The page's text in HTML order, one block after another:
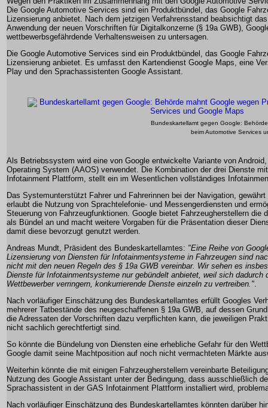
Die Google Automotive Services sind ein Produktbündel, das Google
Lizensierung anbietet. Nach dem jetzigen Verfahrensstand beabsichtigt
Anwendung der neuen Vorschriften für Digitalkonzerne (§ 19a GWB),
wettbewerbsgefährdende Verhaltensweisen zu untersagen.
Die Google Automotive Services sind ein Produktbündel, das Google
Lizensierung anbietet. Es umfasst den Kartendienst Google Maps, eine
Play und den Sprachassistenten Google Assistant.
Bundeskartellamt gegen Google:
beim Automotive Services
Als Betriebssystem wird eine von Google entwickelte Variante von
Operating System (AAOS) verwendet. Die Kombination der drei Dienste
Infotainment Plattform, stellt ein im Wesentlichen vollständiges
Das Systemunterstützt Fahrer und Fahrerinnen bei der Navigation,
erlaubt die Nutzung von Sprachtelefonie- und Messengerdiensten und
Steuerung von Fahrzeugfunktionen. Google bietet Fahrzeugherstellern die
als Bündel an und macht weitere Vorgaben für die Präsentation dieser
damit diese bevorzugt genutzt werden.
Andreas Mundt, Präsident des Bundeskartellamtes: "Eine Reihe von
Lizensierung von Diensten für Infotainmentsysteme in Fahrzeugen sind
nicht mit den neuen Regeln des § 19a GWB vereinbar. Wir sehen es
Dienste für Infotainmentsysteme nur gebündelt anbietet, weil sich dadurch
Wettbewerber verringern, konkurrierende Dienste einzeln zu vertreiben."
Nach vorläufiger Einschätzung des Bundeskartellamtes erfüllt Googles
mehrerer Tatbestände des neugeschaffenen § 19a GWB, auf dessen
die Adressaten der Vorschriften dazu verpflichten kann, die jeweiligen
nicht sachlich gerechtfertigt sind.
So könnte die Bündelung von Diensten eine erhebliche Gefahr für den
Google damit seine Machtposition auf noch nicht vermachteten Märkte
Weiterhin könnte die mit einigen Fahrzeugherstellern vereinbarte
Nutzung des Google Assistant unter der Bedingung, dass ausschließlich
Sprachassistent in der GAS Infotainment Plattform installiert wird,
Nach vorläufiger Einschätzung des Bundeskartellamtes könnten darüber